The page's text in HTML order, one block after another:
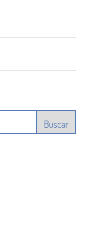
Buscar